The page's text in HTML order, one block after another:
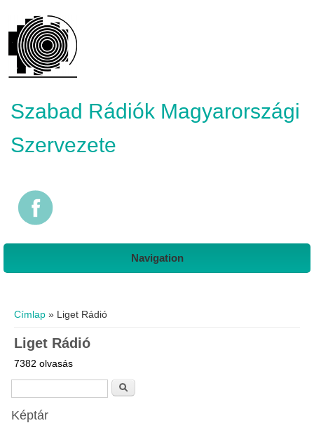
Szabad Rádiók Magyarországi
Szervezete
Navigation
Címlap » Liget Rádió
Liget Rádió
7382 olvasás
Keresés űrlap
Képtár